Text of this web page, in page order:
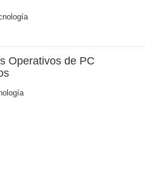
Operativos de PC